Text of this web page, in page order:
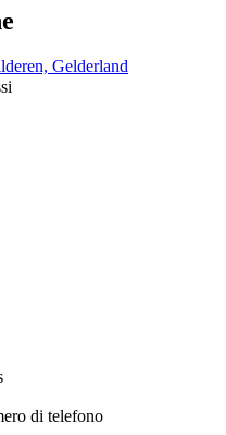
Gelderland
di telefono